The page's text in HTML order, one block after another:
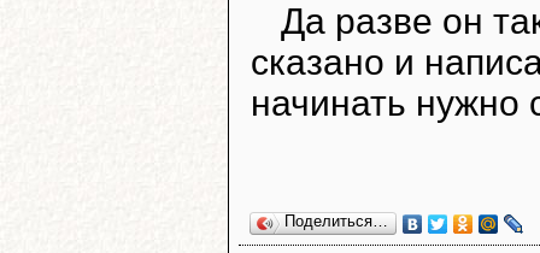
Да разве он
сказано и
начинать нужно
Поделиться…